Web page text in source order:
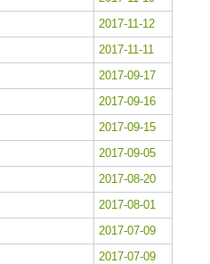
2017-11-12
2017-11-11
2017-09-17
2017-09-16
2017-09-15
2017-09-05
2017-08-20
2017-08-01
2017-07-09
2017-07-09